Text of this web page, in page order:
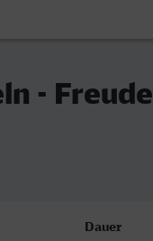
-
Dauer